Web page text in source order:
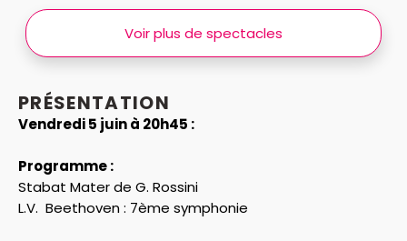
PRÉSENTATION
Vendredi 5 juin à 20h45 :
Programme :
Stabat Mater de G. Rossini
L.V. Beethoven : 7ème symphonie
Voir plus de spectacles